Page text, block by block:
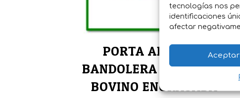
tecnologías nos
identificaciones
afectar
Aceptar
PORTA ARMA DE
BANDOLERA EN PIEL DE
BOVINO ENGRASADA